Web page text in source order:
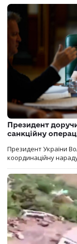
Президент
санкційну
Президент України
координаційну